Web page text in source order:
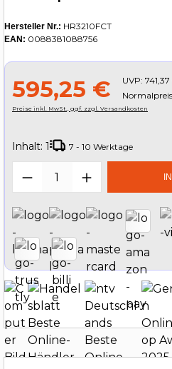
Hersteller Nr.: HR3210FCT
EAN: 0088381088756
595,25 € UVP:
Preise inkl. MwSt., ggf. zzgl. Versandkosten
Inhalt: 1 7 - 10 Werktage
Produkt Anzahl: